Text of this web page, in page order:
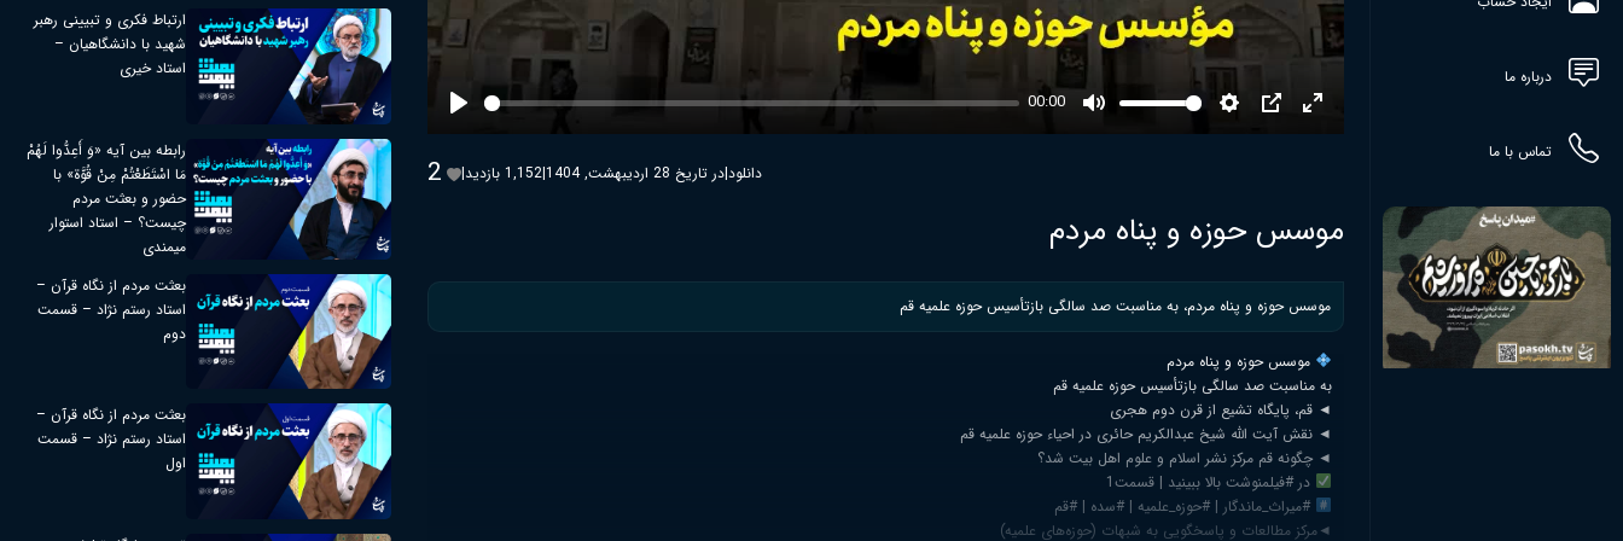
درباره ما
تماس با ما
00:00
2 | 1,152 بازدید| در تاریخ 28 اردیبهشت, 1404|دانلود
موسس حوزه و پناه مردم
موسس حوزه و پناه مردم، به مناسبت صد سالگی بازتأسیس حوزه علمیه قم
موسس حوزه و پناه مردم
به مناسبت صد سالگی بازتأسیس حوزه علمیه قم
◄ قم، پایگاه تشیع از قرن دوم هجری
◄ نقش آیت الله شیخ عبدالکریم حائری در احیاء حوزه علمیه قم
◄ چگونه قم مرکز نشر اسلام و علوم اهل بیت شد؟
در #فیلمنوشت بالا ببینید | قسمت1
#میراث_ماندگار | #حوزه_علمیه | #سده | #قم
◄مرکز مطالعات و پاسخگویی به شبهات (حوزه‌های علمیه)
ارتباط فکری و تبیینی رهبر
شهید با دانشگاهیان –
استاد خیری
رابطه بین آیه «وَ أَعِدُّوا لَهُمْ
مَا اسْتَطَعْتُمْ مِنْ قُوَّة» با
حضور و بعثت مردم
چیست؟ – استاد استوار
میمندی
بعثت مردم از نگاه قرآن –
استاد رستم نژاد – قسمت
دوم
بعثت مردم از نگاه قرآن –
استاد رستم نژاد – قسمت
اول